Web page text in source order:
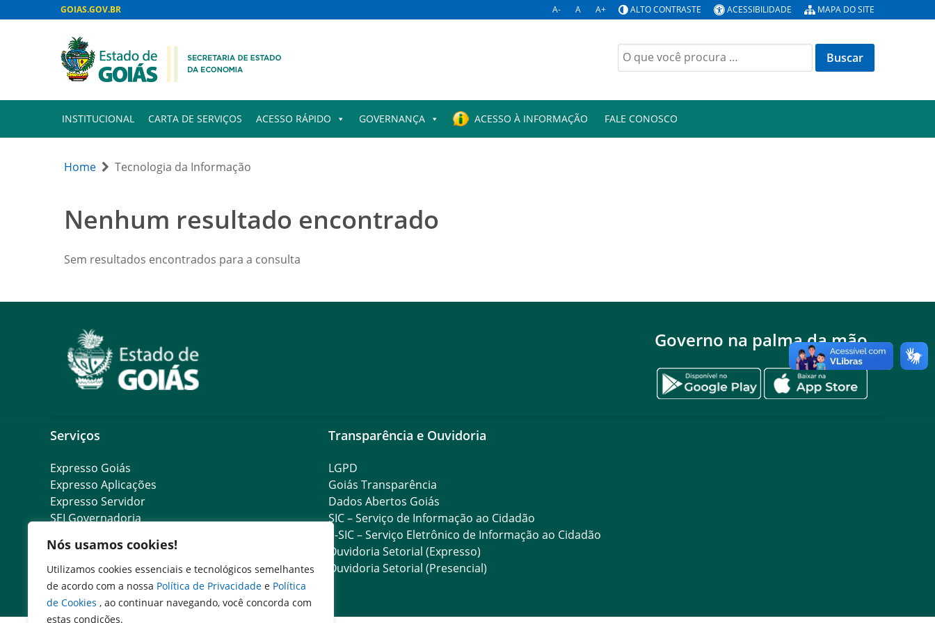
Nós usamos cookies!
Utilizamos cookies essenciais e tecnológicos semelhantes
de acordo com a nossa Política de Privacidade e Política
de Cookies , ao continuar navegando, você concorda com
estas condições.
GOIAS.GOV.BR A- A A+ ALTO CONTRASTE ACESSIBILIDADE MAPA DO SITE
INSTITUCIONAL CARTA DE SERVIÇOS ACESSO RÁPIDO GOVERNANÇA ACESSO À INFORMAÇÃO FALE CONOSCO
Home Tecnologia da Informação
Nenhum resultado encontrado
Sem resultados encontrados para a consulta
Governo na palma da mão
Serviços
Expresso Goiás
Expresso Aplicações
Expresso Servidor
SEI Governadoria
Escola de Governo
Agenda de Autoridades
Programa de Compliance Público
Transparência e Ouvidoria
LGPD
Goiás Transparência
Dados Abertos Goiás
SIC – Serviço de Informação ao Cidadão
e-SIC – Serviço Eletrônico de Informação ao Cidadão
Ouvidoria Setorial (Expresso)
Ouvidoria Setorial (Presencial)